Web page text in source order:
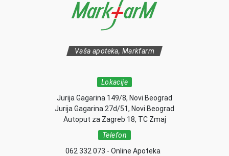
Vaša apoteka, Markfarm
Lokacije
Jurija Gagarina 149/8, Novi Beograd
Jurija Gagarina 27d/51, Novi Beograd
Autoput za Zagreb 18, TC Zmaj
Telefon
062 332 073 - Online Apoteka